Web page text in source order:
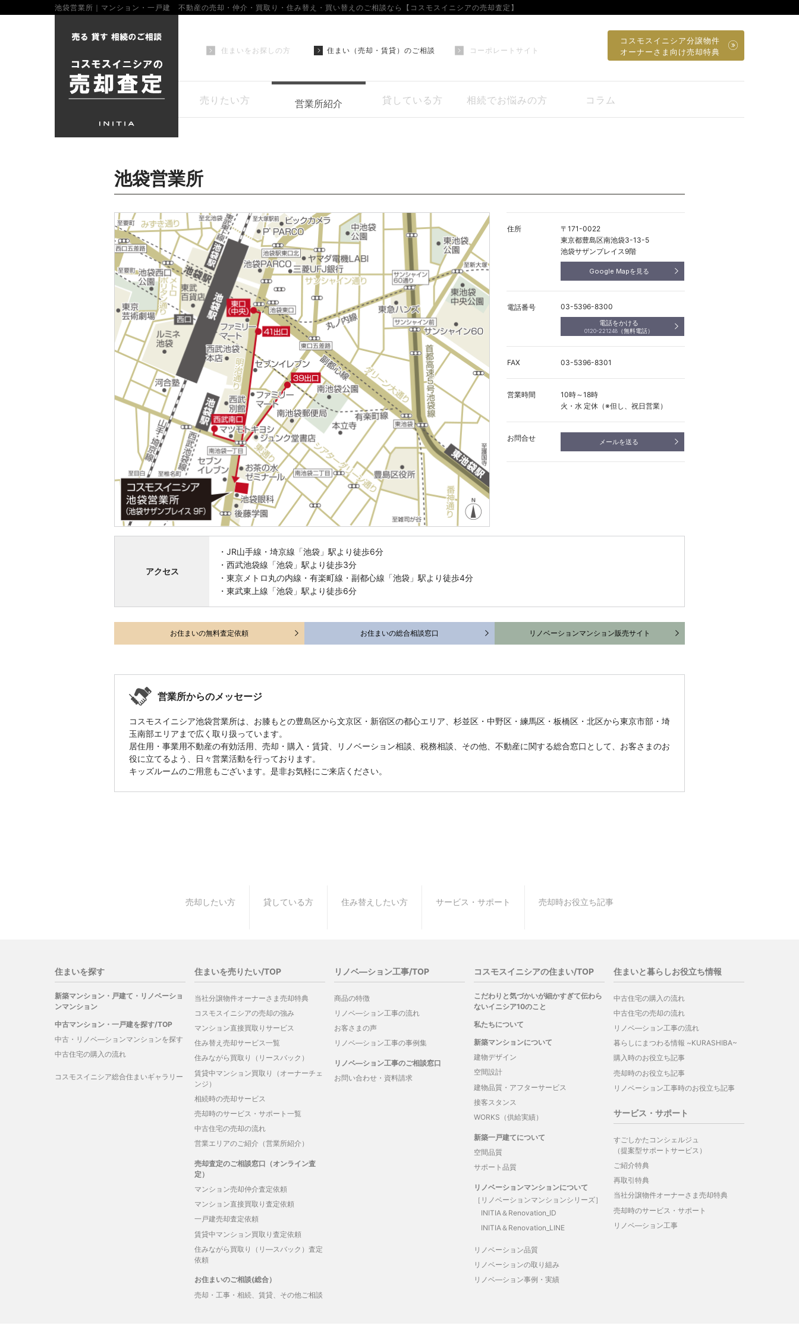
池袋営業所｜マンション・一戸建 不動産の売却・仲介・買取り・住み替え・買い替えのご相談なら【コスモスイニシアの売却査定】
住まいをお探しの方 住まい（売却・賃貸）のご相談 コーポレートサイト
コスモスイニシア分譲物件
オーナーさま向け売却特典
売りたい方 営業所紹介 貸している方 相続でお悩みの方 コラム
池袋営業所
住所
〒171-0022
東京都豊島区南池袋3-13-5
池袋サザンプレイス9階
Google Mapを見る
電話番号 03-5396-8300
電話をかける
0120-221248 （無料電話）
FAX 03-5396-8301
営業時間
10時～18時
火・水 定休（※但し、祝日営業）
お問合せ メールを送る
アクセス
・JR山手線・埼京線「池袋」駅より徒歩6分
・西武池袋線「池袋」駅より徒歩3分
・東京メトロ丸の内線・有楽町線・副都心線「池袋」駅より徒歩4分
・東武東上線「池袋」駅より徒歩6分
お住まいの無料査定依頼 お住まいの総合相談窓口 リノベーションマンション販売サイト
営業所からのメッセージ
コスモスイニシア池袋営業所は、お膝もとの豊島区から文京区・新宿区の都心エリア、杉並区・中野区・練馬区・板橋区・北区から東京市部・埼
玉南部エリアまで広く取り扱っています。
居住用・事業用不動産の有効活用、売却・購入・賃貸、リノベーション相談、税務相談、その他、不動産に関する総合窓口として、お客さまのお
役に立てるよう、日々営業活動を行っております。
キッズルームのご用意もございます。是非お気軽にご来店ください。
売却したい方 貸している方 住み替えしたい方 サービス・サポート 売却時お役立ち記事
住まいを探す
新築マンション・戸建て・リノベーショ
ンマンション
中古マンション・一戸建を探す/TOP
中古・リノベ―ションマンションを探す
中古住宅の購入の流れ
コスモスイニシア総合住まいギャラリー
住まいを売りたい/TOP
当社分譲物件オーナーさま売却特典
コスモスイニシアの売却の強み
マンション直接買取りサービス
住み替え売却サービス一覧
住みながら買取り（リースバック）
賃貸中マンション買取り（オーナーチェ
ンジ）
相続時の売却サービス
売却時のサービス・サポート一覧
中古住宅の売却の流れ
営業エリアのご紹介（営業所紹介）
売却査定のご相談窓口（オンライン査
定）
マンション売却仲介査定依頼
マンション直接買取り査定依頼
一戸建売却査定依頼
賃貸中マンション買取り査定依頼
住みながら買取り（リ―スバック）査定
依頼
お住まいのご相談(総合）
売却・工事・相続、賃貸、その他ご相談
リノベ―ション工事/TOP
商品の特徴
リノベ―ション工事の流れ
お客さまの声
リノベ―ション工事の事例集
リノベ―ション工事のご相談窓口
お問い合わせ・資料請求
コスモスイニシアの住まい/TOP
こだわりと気づかいが細かすぎて伝わら
ないイニシア10のこと
私たちについて
新築マンションについて
建物デザイン
空間設計
建物品質・アフターサービス
接客スタンス
WORKS（供給実績）
新築一戸建てについて
空間品質
サポート品質
リノベーションマンションについて
［リノベーションマンションシリーズ］
INITIA＆Renovation_ID
INITIA＆Renovation_LINE
リノベーション品質
リノベーションの取り組み
リノベ―ション事例・実績
住まいと暮らしお役立ち情報
中古住宅の購入の流れ
中古住宅の売却の流れ
リノベ―ション工事の流れ
暮らしにまつわる情報 ~KURASHIBA~
購入時のお役立ち記事
売却時のお役立ち記事
リノベーション工事時のお役立ち記事
サービス・サポート
すごしかたコンシェルジュ
（提案型サポートサービス）
ご紹介特典
再取引特典
当社分譲物件オーナーさま売却特典
売却時のサービス・サポート
リノベ―ション工事